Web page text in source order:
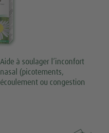
Aide à soulager l’inconfort
nasal (picotements,
écoulement ou congestion